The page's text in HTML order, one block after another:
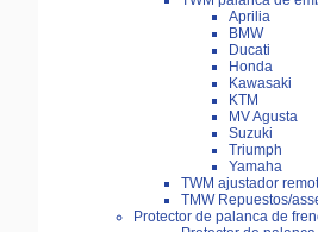
Aprilia
BMW
Ducati
Honda
Kawasaki
KTM
MV Agusta
Suzuki
Triumph
Yamaha
TWM ajustador
TMW Repuestos/
Protector de palanca de